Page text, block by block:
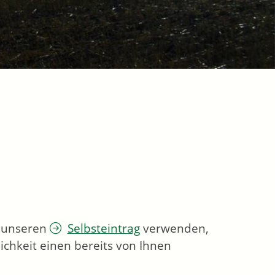
Selbsteintragverwenden,
einen bereits von Ihnen